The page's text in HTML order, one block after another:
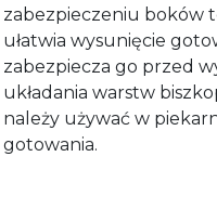
zabezpieczeniu boków
ułatwia wysunięcie
zabezpiecza go przed
układania warstw
należy używać w
gotowania.